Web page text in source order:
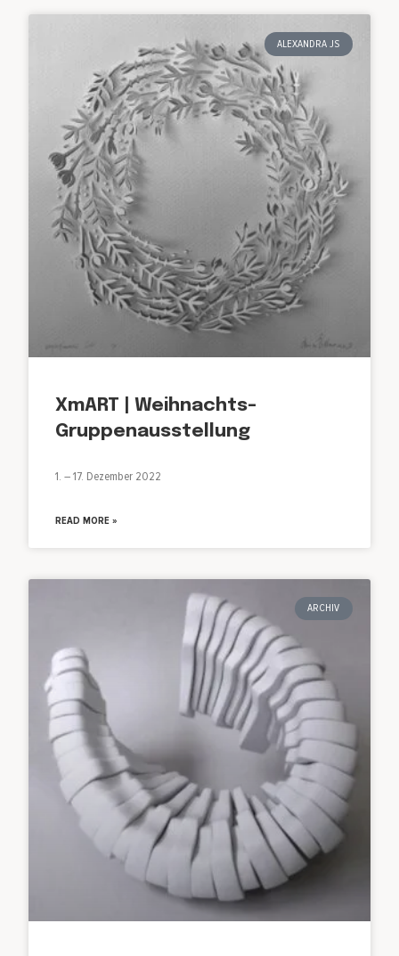
ALEXANDRA JS
XmART | Weihnachts-
Gruppenausstellung
1. – 17. Dezember 2022
READ MORE »
ARCHIV